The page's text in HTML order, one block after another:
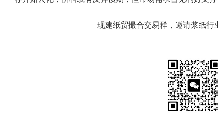
现建纸贸撮合交易群，邀请浆纸行